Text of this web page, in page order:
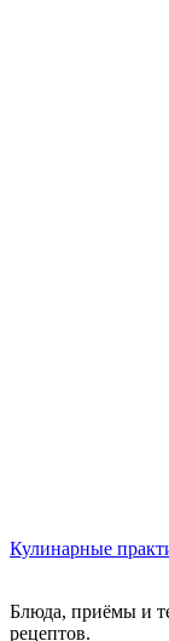
Кулинарные
Блюда, приёмы и